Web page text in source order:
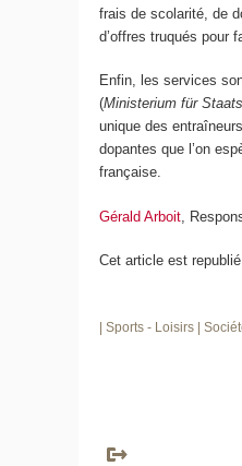
frais de scolarité, de
d’offres truqués pour
Enfin, les services
(Ministerium für
unique des
dopantes que l’on
française.
Gérald Arboit ,
Cet article est
| Sports - Loisirs |